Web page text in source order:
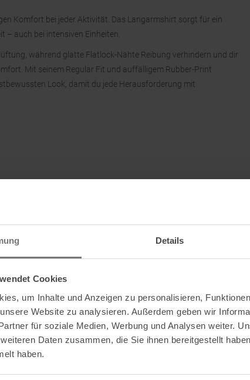
Details
Cookies
um Inhalte und Anzeigen zu personalisieren,
Website zu analysieren. Außerdem geben wir
für soziale Medien, Werbung und Analysen weiter.
Daten zusammen, die Sie ihnen bereitgestellt
haben.
Komfort bei jeder Aktivität. Das Langarmshirt sorgt für ein
– auch bei intensiven Einheiten.
während glatte Flatlock-Nähte Reibung verhindern und dir
Mit seinem Regular Fit und auffälligem Rubber-Print
Look, damit du jede Herausforderung mit
, Sweden